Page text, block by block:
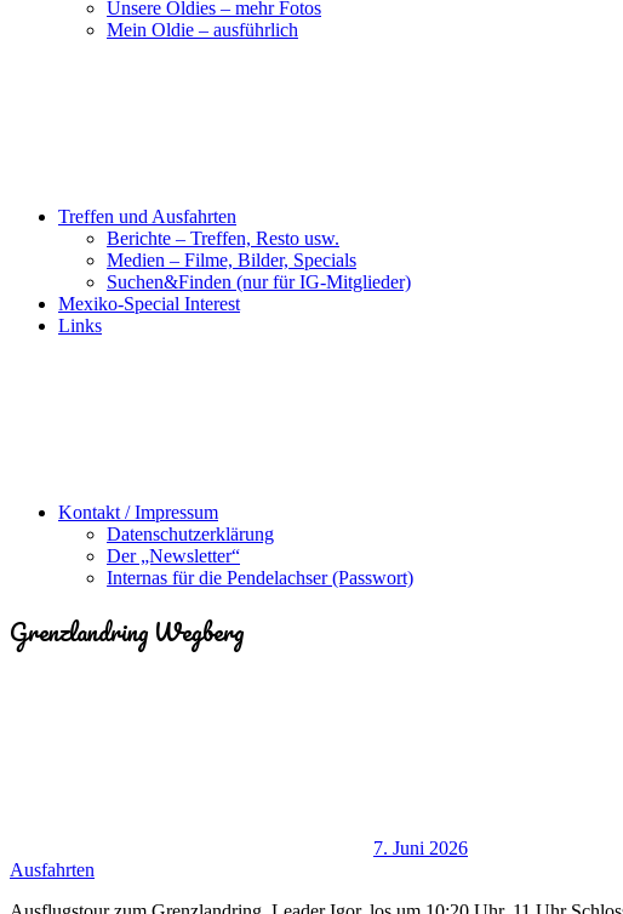
Unsere Oldies – mehr Fotos
Mein Oldie – ausführlich
Treffen und Ausfahrten
Berichte – Treffen, Resto usw.
Medien – Filme, Bilder, Specials
Suchen&Finden (nur für IG-Mitglieder)
Mexiko-Special Interest
Links
Kontakt / Impressum
Datenschutzerklärung
Der „Newsletter“
Internas für die Pendelachser (Passwort)
Grenzlandring Wegberg
7. Juni 2026
Ausfahrten